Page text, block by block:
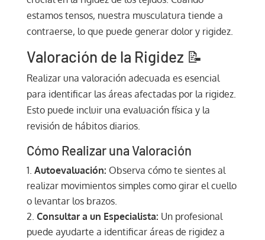
estamos tensos, nuestra musculatura tiende a
contraerse, lo que puede generar dolor y rigidez.
Valoración de la Rigidez 📝
Realizar una valoración adecuada es esencial
para identificar las áreas afectadas por la rigidez.
Esto puede incluir una evaluación física y la
revisión de hábitos diarios.
Cómo Realizar una Valoración
Autoevaluación: Observa cómo te sientes al
realizar movimientos simples como girar el cuello
o levantar los brazos.
Consultar a un Especialista: Un profesional
puede ayudarte a identificar áreas de rigidez a